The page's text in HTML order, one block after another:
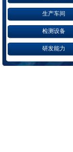
生产车间
检测设备
研发能力